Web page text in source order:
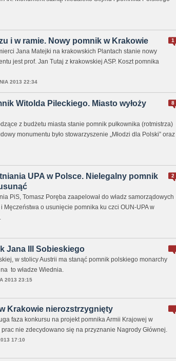
1
i w ramie. Nowy pomnik w Krakowie
Jana Matejki na krakowskich Plantach stanie nowy
jest prof. Jan Tutaj z krakowskiej ASP. Koszt pomnika
2013 22:34
8
Witolda Pileckiego. Miasto wyłoży
z budżetu miasta stanie pomnik pułkownika (rotmistrza)
monumentu było stowarzyszenie „Młodzi dla Polski” oraz
2
UPA w Polsce. Nielegalny pomnik
PiS, Tomasz Poręba zaapelował do władz samorządowych
Męczeństwa o usunięcie pomnika ku czci OUN-UPA w
Jana III Sobieskiego
w stolicy Austrii ma stanąć pomnik polskiego monarchy
to władze Wiednia.
2013 23:15
Krakowie nierozstrzygnięty
faza konkursu na projekt pomnika Armii Krajowej w
nie zdecydowano się na przyznanie Nagrody Głównej.
17:10